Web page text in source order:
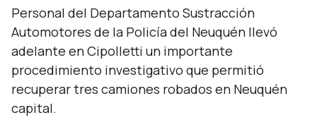
Personal del Departamento Sustracción
Automotores de la Policía del Neuquén llevó
adelante en Cipolletti un importante
procedimiento investigativo que permitió
recuperar tres camiones robados en Neuquén
capital.